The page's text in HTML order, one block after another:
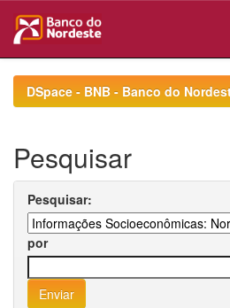
navigationDSpace - BNB - Banco do
Pesquisar
Pesquisar:
por